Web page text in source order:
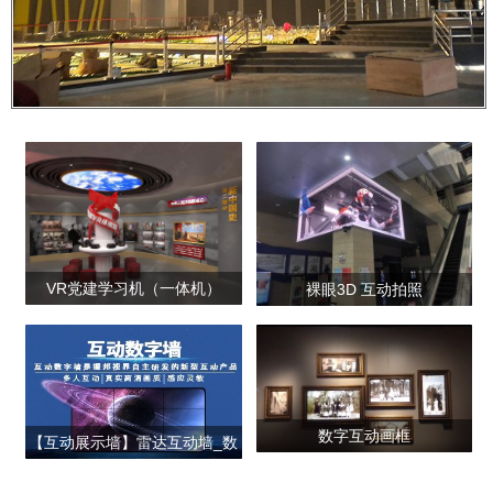
VR党建学习机（一体机） 裸眼3D 互动拍照
【互动展示墙】雷达互动墙_数
数字互动画框